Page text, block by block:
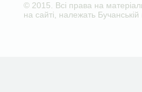
© 2015. Всі права на
на сайті, належать Бучанській